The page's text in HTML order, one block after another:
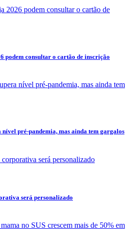
podem consultar o cartão de inscrição
pré-pandemia, mas ainda tem gargalos
será personalizado